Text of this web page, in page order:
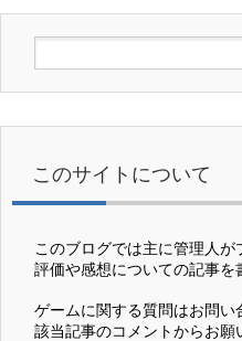
このサイトについて
このブログでは主に管理人が
評価や感想についての記事を
ゲームに関する質問はお問
該当記事のコメントからお願